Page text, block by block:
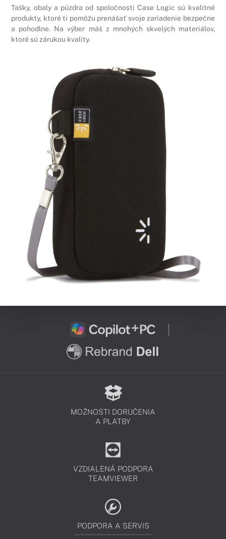
Tašky, obaly a púzdra od spoločnosti Case Logic sú kvalitné
produkty, ktoré ti pomôžu prenášať svoje zariadenie bezpečne
a pohodlne. Na výber máš z mnohých skvelých materiálov,
ktoré sú zárukou kvality.
MOŽNOSTI DORUČENIA
A PLATBY
VZDIALENÁ PODPORA
TEAMVIEWER
PODPORA A SERVIS